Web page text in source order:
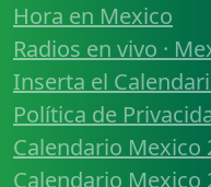
Hora en Mexico
Radios en vivo ·
Inserta el
Política de
Calendario Mexico
Calendario Mexico